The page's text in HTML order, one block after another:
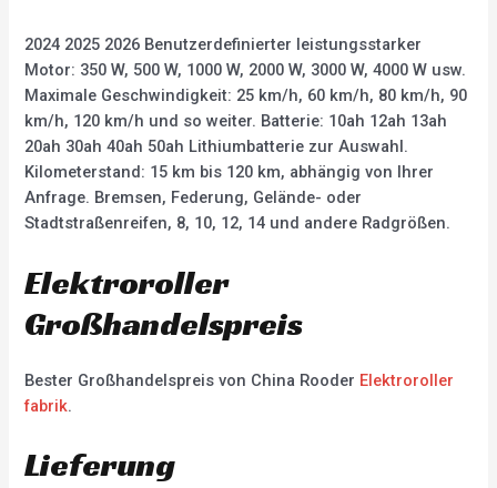
2024 2025 2026 Benutzerdefinierter leistungsstarker
Motor: 350 W, 500 W, 1000 W, 2000 W, 3000 W, 4000 W usw.
Maximale Geschwindigkeit: 25 km/h, 60 km/h, 80 km/h, 90
km/h, 120 km/h und so weiter. Batterie: 10ah 12ah 13ah
20ah 30ah 40ah 50ah Lithiumbatterie zur Auswahl.
Kilometerstand: 15 km bis 120 km, abhängig von Ihrer
Anfrage. Bremsen, Federung, Gelände- oder
Stadtstraßenreifen, 8, 10, 12, 14 und andere Radgrößen.
Elektroroller
Großhandelspreis
Bester Großhandelspreis von China Rooder Elektroroller
fabrik.
Lieferung